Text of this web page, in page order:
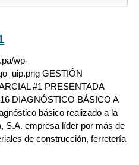
wp-
GESTIÓN
#1 PRESENTADA
DIAGNÓSTICO BÁSICO A
básico realizado a la
S.A. empresa líder por más de
de construcción, ferretería